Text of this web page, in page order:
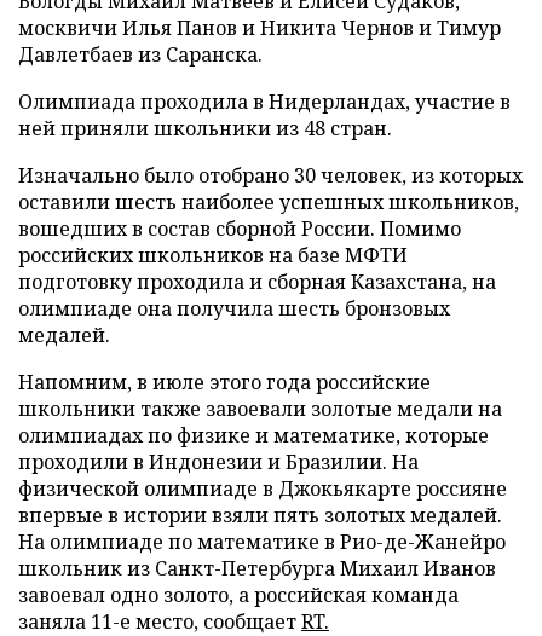
москвичи Илья Панов и Никита Чернов и Тимур
Давлетбаев из Саранска.
Олимпиада проходила в Нидерландах, участие в
ней приняли школьники из 48 стран.
Изначально было отобрано 30 человек, из которых
оставили шесть наиболее успешных школьников,
вошедших в состав сборной России. Помимо
российских школьников на базе МФТИ
подготовку проходила и сборная Казахстана, на
олимпиаде она получила шесть бронзовых
медалей.
Напомним, в июле этого года российские
школьники также завоевали золотые медали на
олимпиадах по физике и математике, которые
проходили в Индонезии и Бразилии. На
физической олимпиаде в Джокьякарте россияне
впервые в истории взяли пять золотых медалей.
На олимпиаде по математике в Рио-де-Жанейро
школьник из Санкт-Петербурга Михаил Иванов
завоевал одно золото, а российская команда
заняла 11-е место, сообщаетRT.